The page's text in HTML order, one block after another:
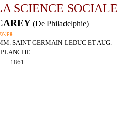
SCIENCE SOCIALE
(De Philadelphie)
SAINT-GERMAIN-LEDUC ET AUG.
PLANCHE
1861